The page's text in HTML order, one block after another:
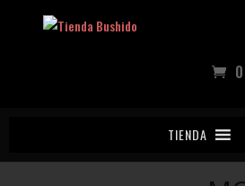
TIENDA
Armas & Accesorios/Mochilas